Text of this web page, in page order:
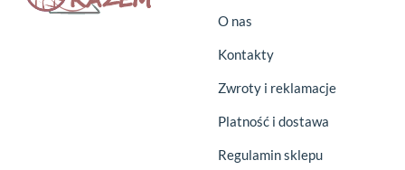
O nas
Kontakty
Zwroty i reklamacje
Platność i dostawa
Regulamin sklepu